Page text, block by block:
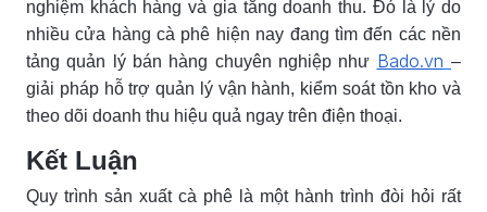
nghiệm khách hàng và gia tăng doanh thu. Đó là lý do
nhiều cửa hàng cà phê hiện nay đang tìm đến các nền
tảng quản lý bán hàng chuyên nghiệp như Bado.vn –
giải pháp hỗ trợ quản lý vận hành, kiểm soát tồn kho và
theo dõi doanh thu hiệu quả ngay trên điện thoại.
Kết Luận
Quy trình sản xuất cà phê là một hành trình đòi hỏi rất